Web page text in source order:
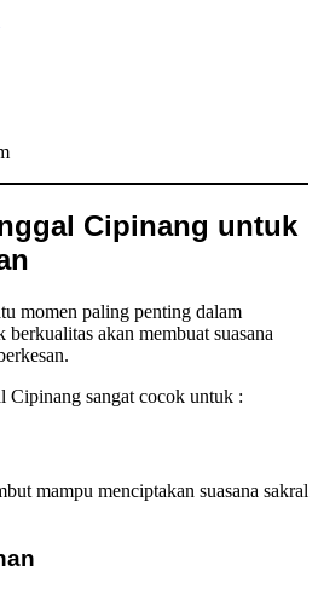
Cipinang untuk
momen paling penting dalam
akan membuat suasana
Cipinang sangat cocok untuk :
mampu menciptakan suasana sakral